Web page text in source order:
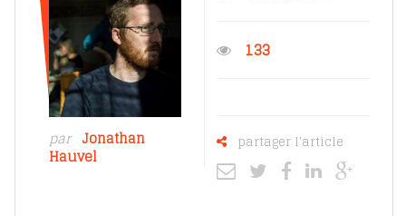
par Jonathan
Hauvel
133
partager l'article